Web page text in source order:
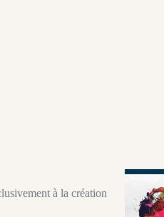
à la création